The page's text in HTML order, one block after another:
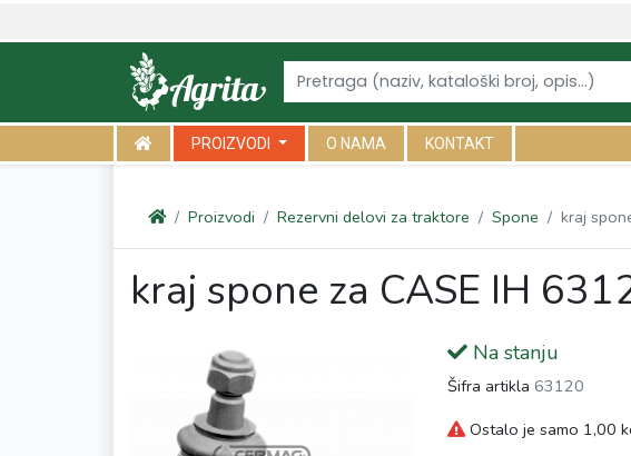
PROIZVODI O NAMA KONTAKT
Proizvodi Rezervni delovi za traktore Spone kraj
kraj spone za CASE IH
Na stanju
Šifra artikla 63120
Ostalo je samo 1,00